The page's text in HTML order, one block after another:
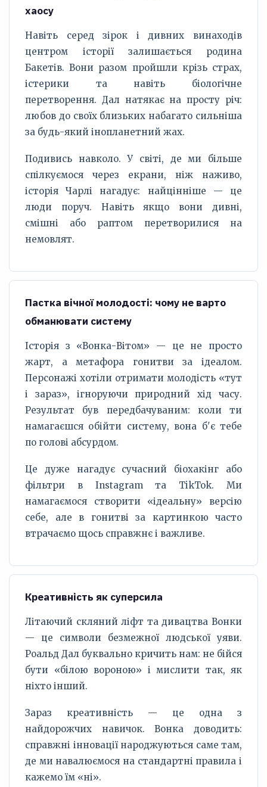
хаосу
Навіть серед зірок і дивних винаходів
центром історії залишається родина
Бакетів. Вони разом пройшли крізь страх,
істерики та навіть біологічне
перетворення. Дал натякає на просту річ:
любов до своїх близьких набагато сильніша
за будь-який інопланетний жах.
Подивись навколо. У світі, де ми більше
спілкуємося через екрани, ніж наживо,
історія Чарлі нагадує: найцінніше — це
люди поруч. Навіть якщо вони дивні,
смішні або раптом перетворилися на
немовлят.
Пастка вічної молодості: чому не варто
обманювати систему
Історія з «Вонка-Вітом» — це не просто
жарт, а метафора гонитви за ідеалом.
Персонажі хотіли отримати молодість «тут
і зараз», ігноруючи природний хід часу.
Результат був передбачуваним: коли ти
намагаєшся обійти систему, вона б'є тебе
по голові абсурдом.
Це дуже нагадує сучасний біохакінг або
фільтри в Instagram та TikTok. Ми
намагаємося створити «ідеальну» версію
себе, але в гонитві за картинкою часто
втрачаємо щось справжнє і важливе.
Креативність як суперсила
Літаючий скляний ліфт та дивацтва Вонки
— це символи безмежної людської уяви.
Роальд Дал буквально кричить нам: не бійся
бути «білою вороною» і мислити так, як
ніхто інший.
Зараз креативність — це одна з
найдорожчих навичок. Вонка доводить:
справжні інновації народжуються саме там,
де ми навалюємося на стандартні правила і
кажемо їм «ні».